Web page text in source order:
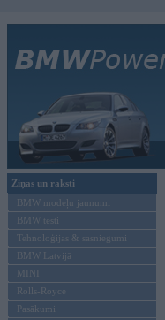
Ziņas un raksti
BMW modeļu jaunumi
BMW testi
Tehnoloģijas & sasniegumi
BMW Latvijā
MINI
Rolls-Royce
Pasākumi